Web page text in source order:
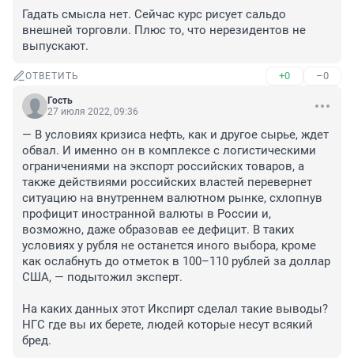
Гадать смысла нет. Сейчас курс рисует сальдо
внешней торговли. Плюс то, что нерезидентов не
выпускают.
ОТВЕТИТЬ +0 –0
Гость
27 июля 2022, 09:36
— В условиях кризиса нефть, как и другое сырье, ждет
обвал. И именно он в комплексе с логистическими
ограничениями на экспорт российских товаров, а
также действиями российских властей перевернет
ситуацию на внутреннем валютном рынке, схлопнув
профицит иностранной валюты в России и,
возможно, даже образовав ее дефицит. В таких
условиях у рубля не останется иного выбора, кроме
как ослабнуть до отметок в 100–110 рублей за доллар
США, — подытожил эксперт.
На каких данных этот Икспирт сделал такие выводы?
НГС где вы их берете, людей которые несут всякий
бред.